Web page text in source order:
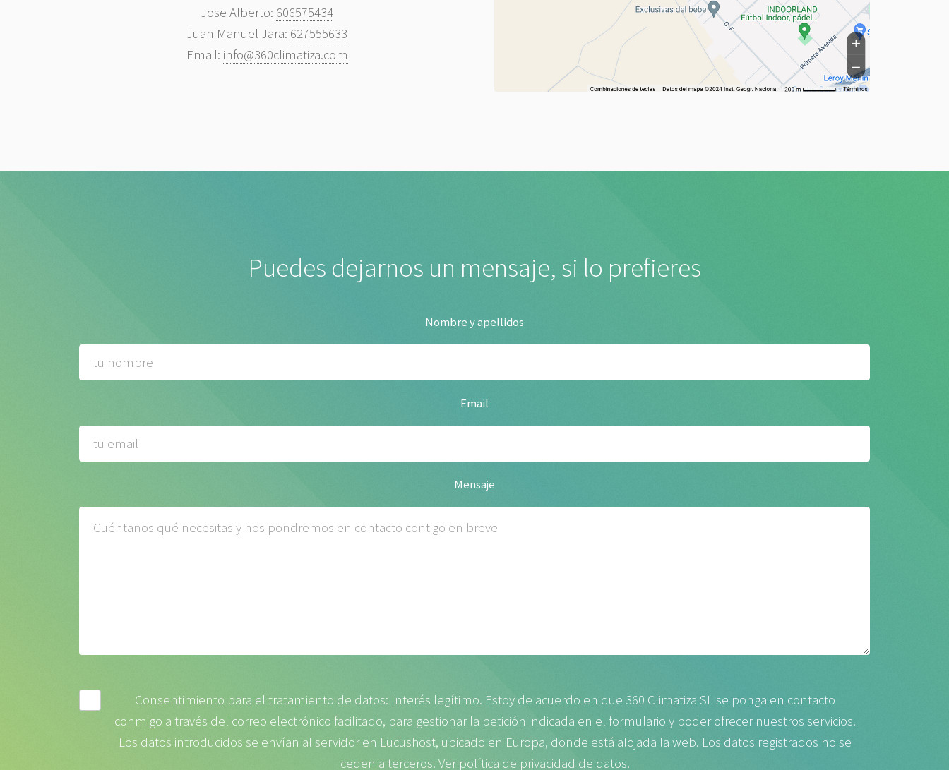
Jose Alberto: 606575434
Juan Manuel Jara: 627555633
Email: info@360climatiza.com
Puedes dejarnos un mensaje, si lo prefieres
Nombre y apellidos
Email
Mensaje
Consentimiento para el tratamiento de datos: Interés legítimo. Estoy de acuerdo en que 360 Climatiza SL se ponga en contacto
conmigo a través del correo electrónico facilitado, para gestionar la petición indicada en el formulario y poder ofrecer nuestros servicios.
Los datos introducidos se envían al servidor en Lucushost, ubicado en Europa, donde está alojada la web. Los datos registrados no se
ceden a terceros.Ver política de privacidad de datos.